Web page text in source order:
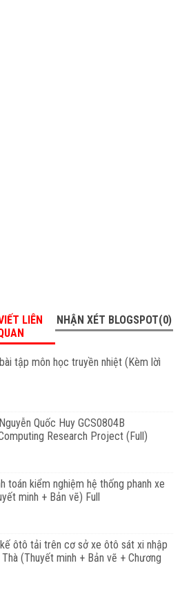
LIÊN
NHẬN XÉT BLOGSPOT(0)
tập môn học truyền nhiệt (Kèm lờì
Quốc Huy GCS0804B
Research Project (Full)
toán kiểm nghiệm hệ thống phanh xe
minh + Bản vẽ) Full
ôtô tải trên cơ sở xe ôtô sát xi nhập
(Thuyết minh + Bản vẽ + Chương